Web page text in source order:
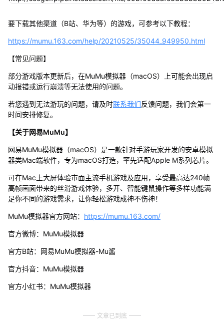
要下载其他渠道（B站、华为等）的游戏，可参考以下教程：
https://mumu.163.com/help/20210525/35044_949950.html
【常见问题】
部分游戏版本更新后，在MuMu模拟器（macOS）上可能会出现启
动报错或运行崩溃等无法使用的问题。
若您遇到无法游玩的问题，请及时联系我们反馈问题，我们会第一
时间安排修复。
【关于网易MuMu】
网易MuMu模拟器（macOS）是一款针对手游玩家开发的安卓模拟
器类Mac端软件，专为macOS打造，率先适配Apple M系列芯片。
可在Mac上大屏体验市面主流手机游戏及应用，享受最高达240帧
高帧画面带来的丝滑游戏体验，多开、智能键鼠操作等多样功能满
足你不同的游戏需求，让你轻松游戏成神不伤神！
MuMu模拟器官方网站： https://mumu.163.com/
官方微博：MuMu模拟器
官方B站：网易MuMu模拟器-Mu酱
官方抖音：MuMu模拟器
官方小红书：MuMu模拟器
文章已到底